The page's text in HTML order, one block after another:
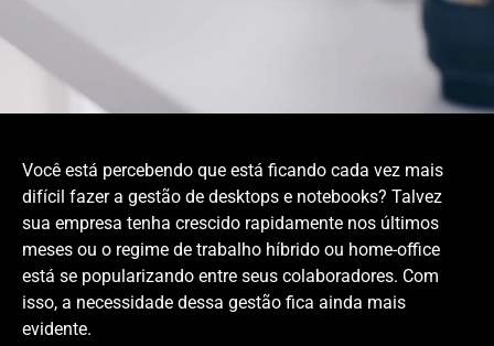
Você está percebendo que está ficando cada vez mais
difícil fazer a gestão de desktops e notebooks? Talvez
sua empresa tenha crescido rapidamente nos últimos
meses ou o regime de trabalho híbrido ou home-office
está se popularizando entre seus colaboradores. Com
isso, a necessidade dessa gestão fica ainda mais
evidente.